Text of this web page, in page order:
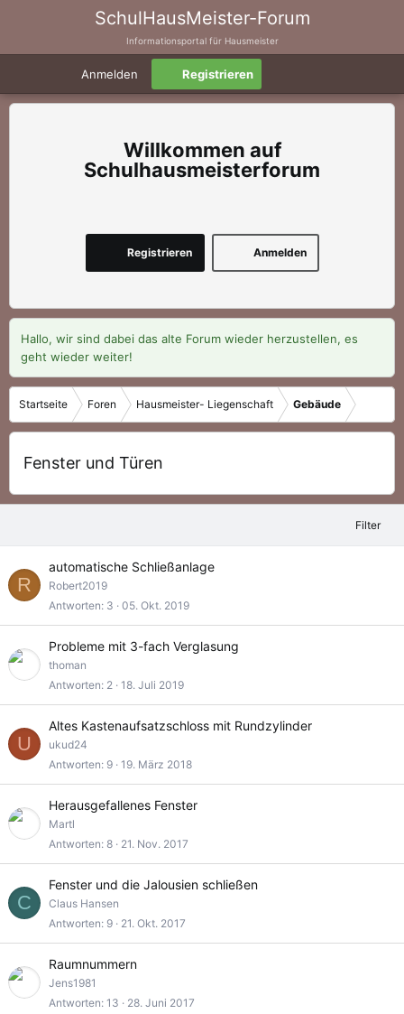
SchulHausMeister-Forum
Informationsportal für Hausmeister
Anmelden Registrieren
Schulhausmeisterforum
Anmelden
Registrieren
Hallo, wir sind dabei das alte Forum wieder herzustellen, es
geht wieder weiter!
Startseite Foren Hausmeister- Liegenschaft Gebäude
Fenster und Türen
Filter
R
automatische Schließanlage
Robert2019
Antworten 3 05. Okt. 2019
Probleme mit 3-fach Verglasung
thoman
Antworten 2 18. Juli 2019
U
Altes Kastenaufsatzschloss mit Rundzylinder
ukud24
Antworten 9 19. März 2018
Herausgefallenes Fenster
Martl
Antworten 8 21. Nov. 2017
C
Fenster und die Jalousien schließen
Claus Hansen
Antworten 9 21. Okt. 2017
Raumnummern
Jens1981
Antworten 13 28. Juni 2017